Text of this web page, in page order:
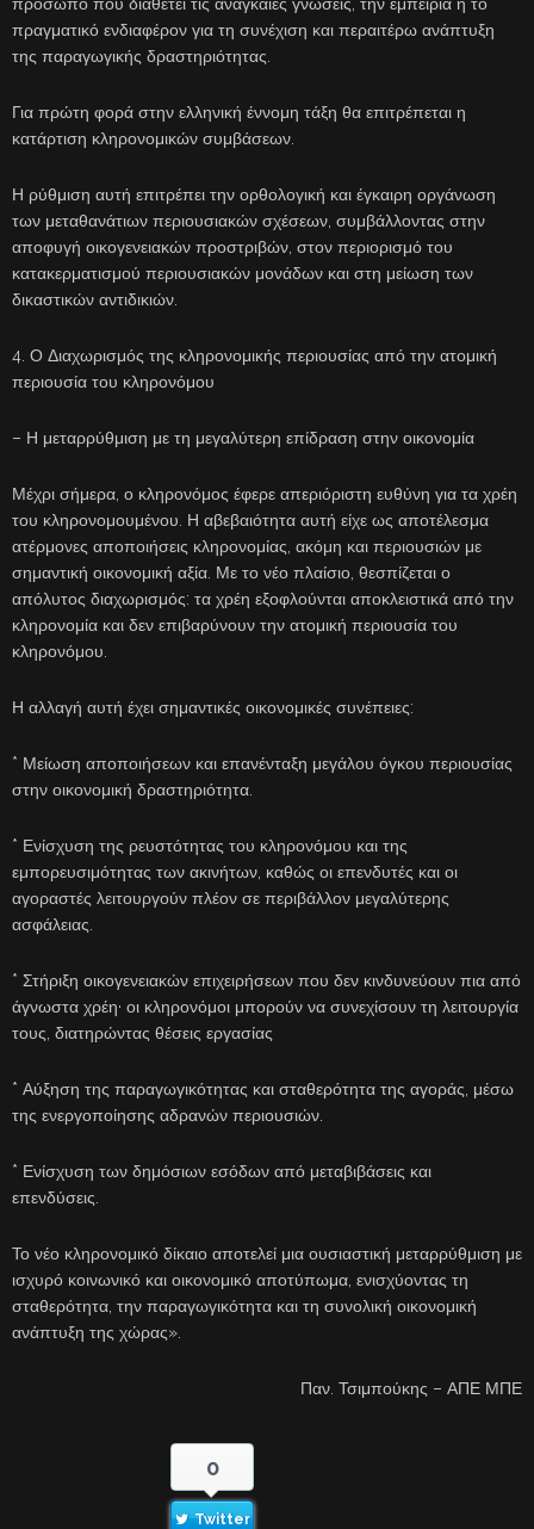
πραγματικό ενδιαφέρον για τη συνέχιση και περαιτέρω ανάπτυξη
της παραγωγικής δραστηριότητας.
Για πρώτη φορά στην ελληνική έννομη τάξη θα επιτρέπεται η
κατάρτιση κληρονομικών συμβάσεων.
Η ρύθμιση αυτή επιτρέπει την ορθολογική και έγκαιρη οργάνωση
των μεταθανάτιων περιουσιακών σχέσεων, συμβάλλοντας στην
αποφυγή οικογενειακών προστριβών, στον περιορισμό του
κατακερματισμού περιουσιακών μονάδων και στη μείωση των
δικαστικών αντιδικιών.
4. Ο Διαχωρισμός της κληρονομικής περιουσίας από την ατομική
περιουσία του κληρονόμου
– Η μεταρρύθμιση με τη μεγαλύτερη επίδραση στην οικονομία
Μέχρι σήμερα, ο κληρονόμος έφερε απεριόριστη ευθύνη για τα χρέη
του κληρονομουμένου. Η αβεβαιότητα αυτή είχε ως αποτέλεσμα
ατέρμονες αποποιήσεις κληρονομίας, ακόμη και περιουσιών με
σημαντική οικονομική αξία. Με το νέο πλαίσιο, θεσπίζεται ο
απόλυτος διαχωρισμός: τα χρέη εξοφλούνται αποκλειστικά από την
κληρονομία και δεν επιβαρύνουν την ατομική περιουσία του
κληρονόμου.
Η αλλαγή αυτή έχει σημαντικές οικονομικές συνέπειες:
* Μείωση αποποιήσεων και επανένταξη μεγάλου όγκου περιουσίας
στην οικονομική δραστηριότητα.
* Ενίσχυση της ρευστότητας του κληρονόμου και της
εμπορευσιμότητας των ακινήτων, καθώς οι επενδυτές και οι
αγοραστές λειτουργούν πλέον σε περιβάλλον μεγαλύτερης
ασφάλειας.
* Στήριξη οικογενειακών επιχειρήσεων που δεν κινδυνεύουν πια από
άγνωστα χρέη· οι κληρονόμοι μπορούν να συνεχίσουν τη λειτουργία
τους, διατηρώντας θέσεις εργασίας
* Αύξηση της παραγωγικότητας και σταθερότητα της αγοράς, μέσω
της ενεργοποίησης αδρανών περιουσιών.
* Ενίσχυση των δημόσιων εσόδων από μεταβιβάσεις και
επενδύσεις.
Το νέο κληρονομικό δίκαιο αποτελεί μια ουσιαστική μεταρρύθμιση με
ισχυρό κοινωνικό και οικονομικό αποτύπωμα, ενισχύοντας τη
σταθερότητα, την παραγωγικότητα και τη συνολική οικονομική
ανάπτυξη της χώρας».
Παν. Τσιμπούκης – ΑΠΕ ΜΠΕ
0
Twitter